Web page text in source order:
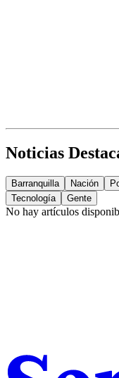
Noticias
Barranquilla Nación
Tecnología
Gente
No hay artículos